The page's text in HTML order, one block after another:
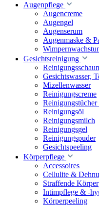
Augenpflege
Augencreme
Augengel
Augenserum
Augenmaske &
Gesichtsreinigung
Gesichtswasser,
Mizellenwasser
Reinigungscreme
Reinigungsöl
Reinigungsmilch
Reinigungsgel
Reinigungspuder
Gesichtspeeling
Körperpflege
Accessoires
Cellulite &
Straffende
Intimpflege & -
Körperpeeling